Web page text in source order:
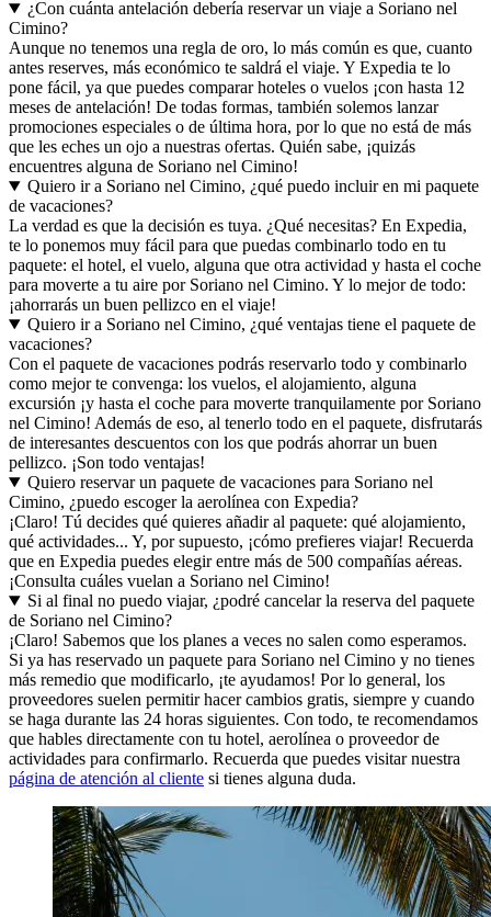
¿Con cuánta antelación debería reservar un viaje a Soriano nel
Cimino?
Aunque no tenemos una regla de oro, lo más común es que, cuanto
antes reserves, más económico te saldrá el viaje. Y Expedia te lo
pone fácil, ya que puedes comparar hoteles o vuelos ¡con hasta 12
meses de antelación! De todas formas, también solemos lanzar
promociones especiales o de última hora, por lo que no está de más
que les eches un ojo a nuestras ofertas. Quién sabe, ¡quizás
encuentres alguna de Soriano nel Cimino!
Quiero ir a Soriano nel Cimino, ¿qué puedo incluir en mi paquete
de vacaciones?
La verdad es que la decisión es tuya. ¿Qué necesitas? En Expedia,
te lo ponemos muy fácil para que puedas combinarlo todo en tu
paquete: el hotel, el vuelo, alguna que otra actividad y hasta el coche
para moverte a tu aire por Soriano nel Cimino. Y lo mejor de todo:
¡ahorrarás un buen pellizco en el viaje!
Quiero ir a Soriano nel Cimino, ¿qué ventajas tiene el paquete de
vacaciones?
Con el paquete de vacaciones podrás reservarlo todo y combinarlo
como mejor te convenga: los vuelos, el alojamiento, alguna
excursión ¡y hasta el coche para moverte tranquilamente por Soriano
nel Cimino! Además de eso, al tenerlo todo en el paquete, disfrutarás
de interesantes descuentos con los que podrás ahorrar un buen
pellizco. ¡Son todo ventajas!
Quiero reservar un paquete de vacaciones para Soriano nel
Cimino, ¿puedo escoger la aerolínea con Expedia?
¡Claro! Tú decides qué quieres añadir al paquete: qué alojamiento,
qué actividades... Y, por supuesto, ¡cómo prefieres viajar! Recuerda
que en Expedia puedes elegir entre más de 500 compañías aéreas.
¡Consulta cuáles vuelan a Soriano nel Cimino!
Si al final no puedo viajar, ¿podré cancelar la reserva del paquete
de Soriano nel Cimino?
¡Claro! Sabemos que los planes a veces no salen como esperamos.
Si ya has reservado un paquete para Soriano nel Cimino y no tienes
más remedio que modificarlo, ¡te ayudamos! Por lo general, los
proveedores suelen permitir hacer cambios gratis, siempre y cuando
se haga durante las 24 horas siguientes. Con todo, te recomendamos
que hables directamente con tu hotel, aerolínea o proveedor de
actividades para confirmarlo. Recuerda que puedes visitar nuestra
página de atención al cliente si tienes alguna duda.